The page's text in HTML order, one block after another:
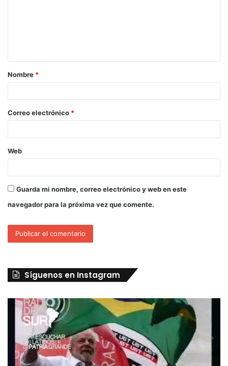
Nombre *
Correo electrónico *
Web
Guarda mi nombre, correo electrónico y web en este
navegador para la próxima vez que comente.
Síguenos en Instagram